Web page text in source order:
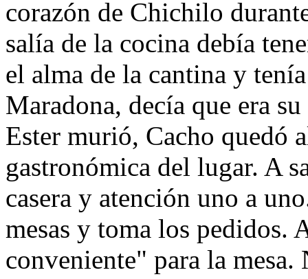
corazón de Chichilo
salía de la cocina debía
el alma de la cantina y
Maradona, decía que era
Ester murió, Cacho quedó
gastronómica del lugar. A
casera y atención uno a
mesas y toma los pedidos.
conveniente" para la